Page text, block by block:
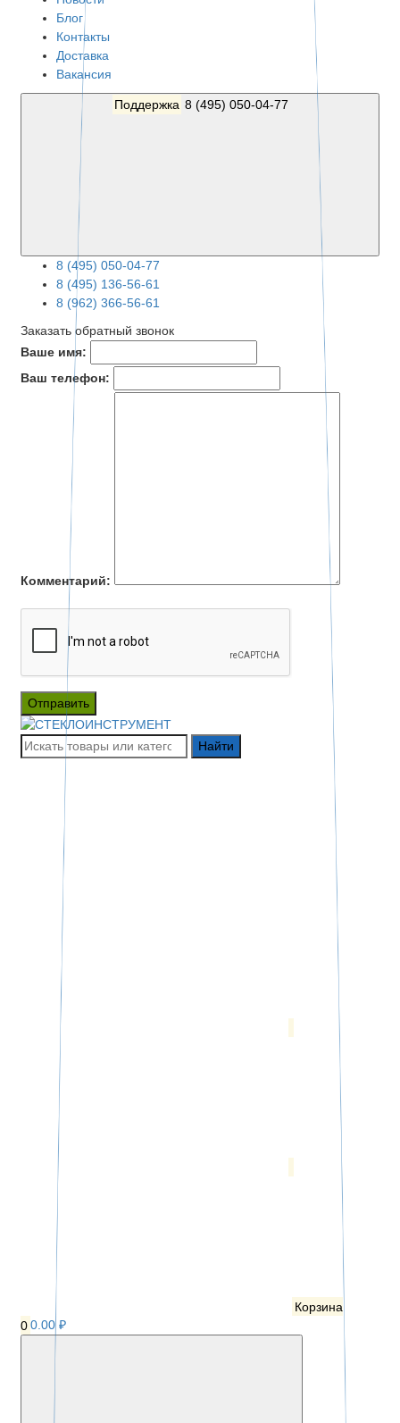
Блог
Контакты
Доставка
Вакансия
Поддержка
8 (495) 050-04-77
8 (495) 136-56-61
8 (962) 366-56-61
Заказать обратный звонок
Ваше имя:
Ваш телефон:
Комментарий:
Отправить
Найти
Корзина
00.00 ₽